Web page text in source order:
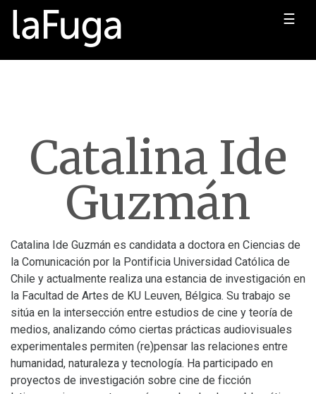
☰
Catalina Ide
Guzmán
Catalina Ide Guzmán es candidata a doctora en Ciencias de
la Comunicación por la Pontificia Universidad Católica de
Chile y actualmente realiza una estancia de investigación en
la Facultad de Artes de KU Leuven, Bélgica. Su trabajo se
sitúa en la intersección entre estudios de cine y teoría de
medios, analizando cómo ciertas prácticas audiovisuales
experimentales permiten (re)pensar las relaciones entre
humanidad, naturaleza y tecnología. Ha participado en
proyectos de investigación sobre cine de ficción